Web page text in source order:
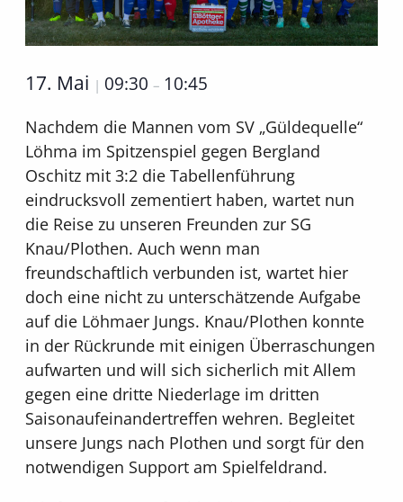
17. Mai | 09:30 – 10:45
Nachdem die Mannen vom SV „Güldequelle“
Löhma im Spitzenspiel gegen Bergland
Oschitz mit 3:2 die Tabellenführung
eindrucksvoll zementiert haben, wartet nun
die Reise zu unseren Freunden zur SG
Knau/Plothen. Auch wenn man
freundschaftlich verbunden ist, wartet hier
doch eine nicht zu unterschätzende Aufgabe
auf die Löhmaer Jungs. Knau/Plothen konnte
in der Rückrunde mit einigen Überraschungen
aufwarten und will sich sicherlich mit Allem
gegen eine dritte Niederlage im dritten
Saisonaufeinandertreffen wehren. Begleitet
unsere Jungs nach Plothen und sorgt für den
notwendigen Support am Spielfeldrand.